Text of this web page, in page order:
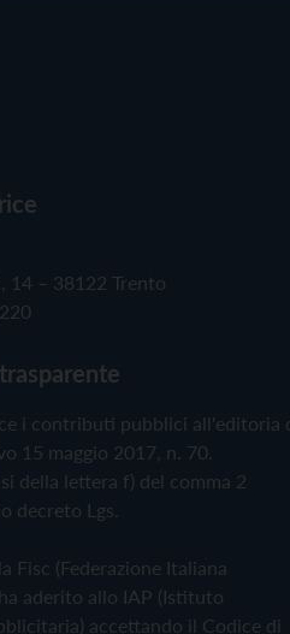
14 – 38122 Trento
i contributi pubblici all'editoria
15 maggio 2017, n. 70.
della lettera f) del comma 2
decreto Lgs.
Fisc (Federazione Italiana
aderito allo IAP (Istituto
accettando il Codice di